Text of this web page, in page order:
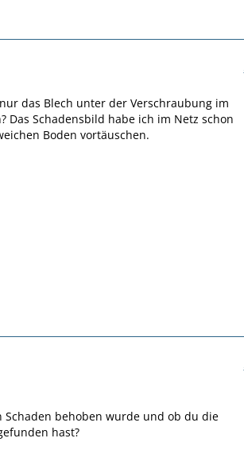
das Blech unter der Verschraubung im
Das Schadensbild habe ich im Netz schon
Boden vortäuschen.
behoben wurde und ob du die
hast?